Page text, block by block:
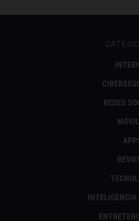
REDES
INTELIGENCIA